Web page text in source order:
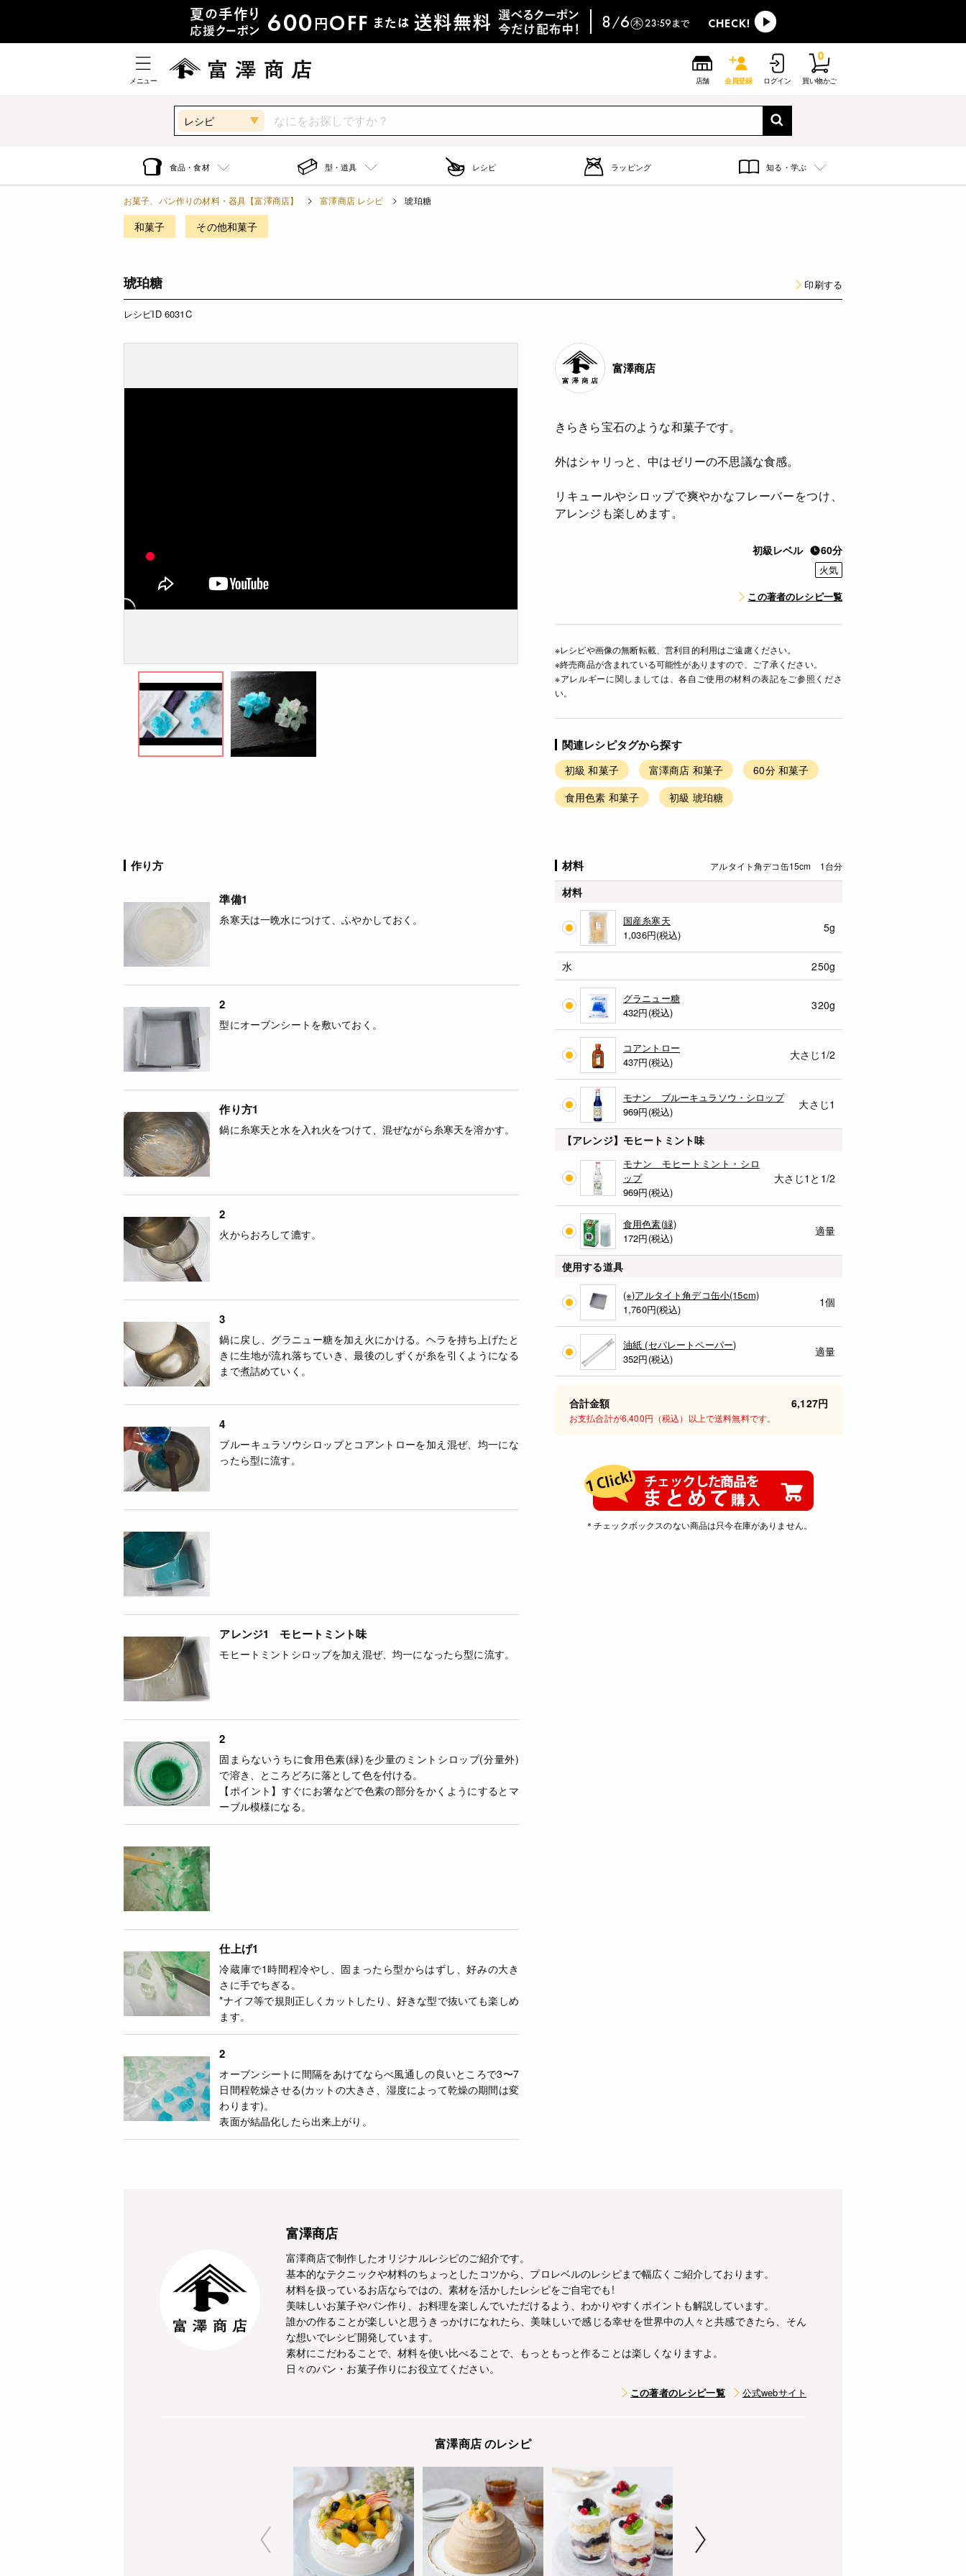
メニュー 店舗 会員登録 ログイン 買い物かご
0
レシピ
食品・食材 型・道具 レシピ ラッピング 知る・学ぶ
お菓子、パン作りの材料・器具【富澤商店】 富澤商店 レシピ 琥珀糖
和菓子 その他和菓子
琥珀糖 印刷する
レシピID 6031C
富澤商店
きらきら宝石のような和菓子です。
外はシャリっと、中はゼリーの不思議な食感。
リキュールやシロップで爽やかなフレーバーをつけ、
アレンジも楽しめます。
初級レベル 60分
火気
この著者のレシピ一覧
※レシピや画像の無断転載、営利目的利用はご遠慮ください。
※終売商品が含まれている可能性がありますので、ご了承ください。
※アレルギーに関しましては、各自ご使用の材料の表記をご参照くださ
い。
関連レシピタグから探す
初級 和菓子 富澤商店 和菓子
60分 和菓子
食用色素 和菓子
初級 琥珀糖
材料 アルタイト角デコ缶15cm 1台分
材料
国産糸寒天
1,036円(税込)
5g
水 250g
グラニュー糖
432円(税込)
320g
コアントロー
437円(税込)
大さじ1/2
モナン ブルーキュラソウ・シロップ
969円(税込)
大さじ1
【アレンジ】モヒートミント味
モナン モヒートミント・シロ
ップ
969円(税込)
大さじ1と1/2
食用色素(緑)
172円(税込)
適量
使用する道具
(※)アルタイト角デコ缶小(15cm)
1,760円(税込)
1個
油紙 (セパレートペーパー)
352円(税込)
適量
合計金額 6,127円
お支払合計が6,400円（税込）以上で送料無料です。
＊チェックボックスのない商品は只今在庫がありません。
作り方
準備1
糸寒天は一晩水につけて、ふやかしておく。
2
型にオーブンシートを敷いておく。
作り方1
鍋に糸寒天と水を入れ火をつけて、混ぜながら糸寒天を溶かす。
2
火からおろして漉す。
3
鍋に戻し、グラニュー糖を加え火にかける。ヘラを持ち上げたと
きに生地が流れ落ちていき、最後のしずくが糸を引くようになる
まで煮詰めていく。
4
ブルーキュラソウシロップとコアントローを加え混ぜ、均一にな
ったら型に流す。
アレンジ1 モヒートミント味
モヒートミントシロップを加え混ぜ、均一になったら型に流す。
2
固まらないうちに食用色素(緑)を少量のミントシロップ(分量外)
で溶き、ところどろに落として色を付ける。
【ポイント】すぐにお箸などで色素の部分をかくようにするとマ
ーブル模様になる。
仕上げ1
冷蔵庫で1時間程冷やし、固まったら型からはずし、好みの大き
さに手でちぎる。
*ナイフ等で規則正しくカットしたり、好きな型で抜いても楽しめ
ます。
2
オーブンシートに間隔をあけてならべ風通しの良いところで3〜7
日間程乾燥させる(カットの大きさ、湿度によって乾燥の期間は変
わります)。
表面が結晶化したら出来上がり。
富澤商店
富澤商店で制作したオリジナルレシピのご紹介です。
基本的なテクニックや材料のちょっとしたコツから、プロレベルのレシピまで幅広くご紹介しております。
材料を扱っているお店ならではの、素材を活かしたレシピをご自宅でも!
美味しいお菓子やパン作り、お料理を楽しんでいただけるよう、わかりやすくポイントも解説しています。
誰かの作ることが楽しいと思うきっかけになれたら、美味しいで感じる幸せを世界中の人々と共感できたら、そん
な想いでレシピ開発しています。
素材にこだわることで、材料を使い比べることで、もっともっと作ることは楽しくなりますよ。
日々のパン・お菓子作りにお役立てください。
この著者のレシピ一覧 公式webサイト
富澤商店 のレシピ